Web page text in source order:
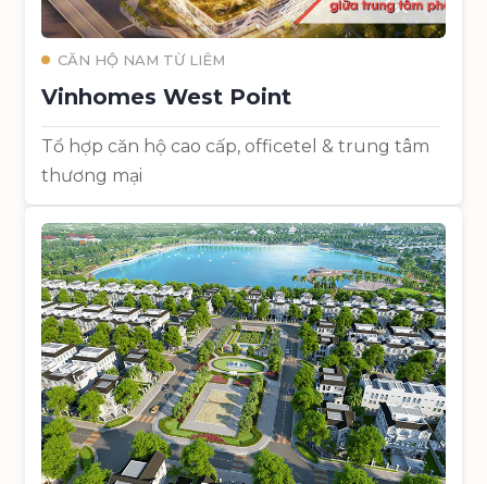
CĂN HỘ NAM TỪ LIÊM
Vinhomes West Point
Tổ hợp căn hộ cao cấp, officetel & trung tâm
thương mại